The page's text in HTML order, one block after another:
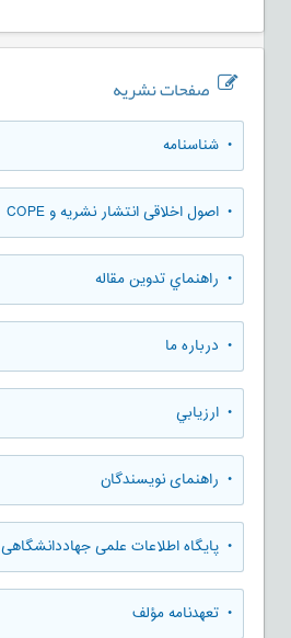
صفحات نشریه
• شناسنامه
• اصول اخلاقی انتشار نشریه و COPE
• راهنماي تدوين مقاله
• درباره ما
• ارزيابي
• راهنمای نویسندگان
• پایگاه اطلاعات علمی جهاددانشگاهی (SID)
• تعهدنامه مؤلف